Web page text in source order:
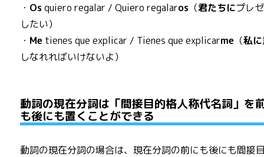
・ Osquiero regalar / Quiero regalaros （君たちにプレ
したい）
・ Me tienes que explicar / Tienes que explicarme （私に
しなれればいけないよ）
動詞の現在分詞は「間接目的格人称代名詞」を
も後にも置くことができる
動詞の現在分詞の場合は、現在分詞の前にも後にも間接